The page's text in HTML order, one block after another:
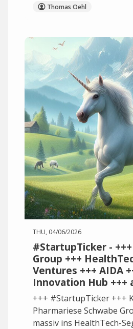
Thomas Oehl
THU, 04/06/2026
#StartupTicker -
Group +++
Ventures +++ AIDA
Innovation Hub +++
+++ #StartupTicker +++
Pharmariese Schwabe
massiv ins HealthTech-